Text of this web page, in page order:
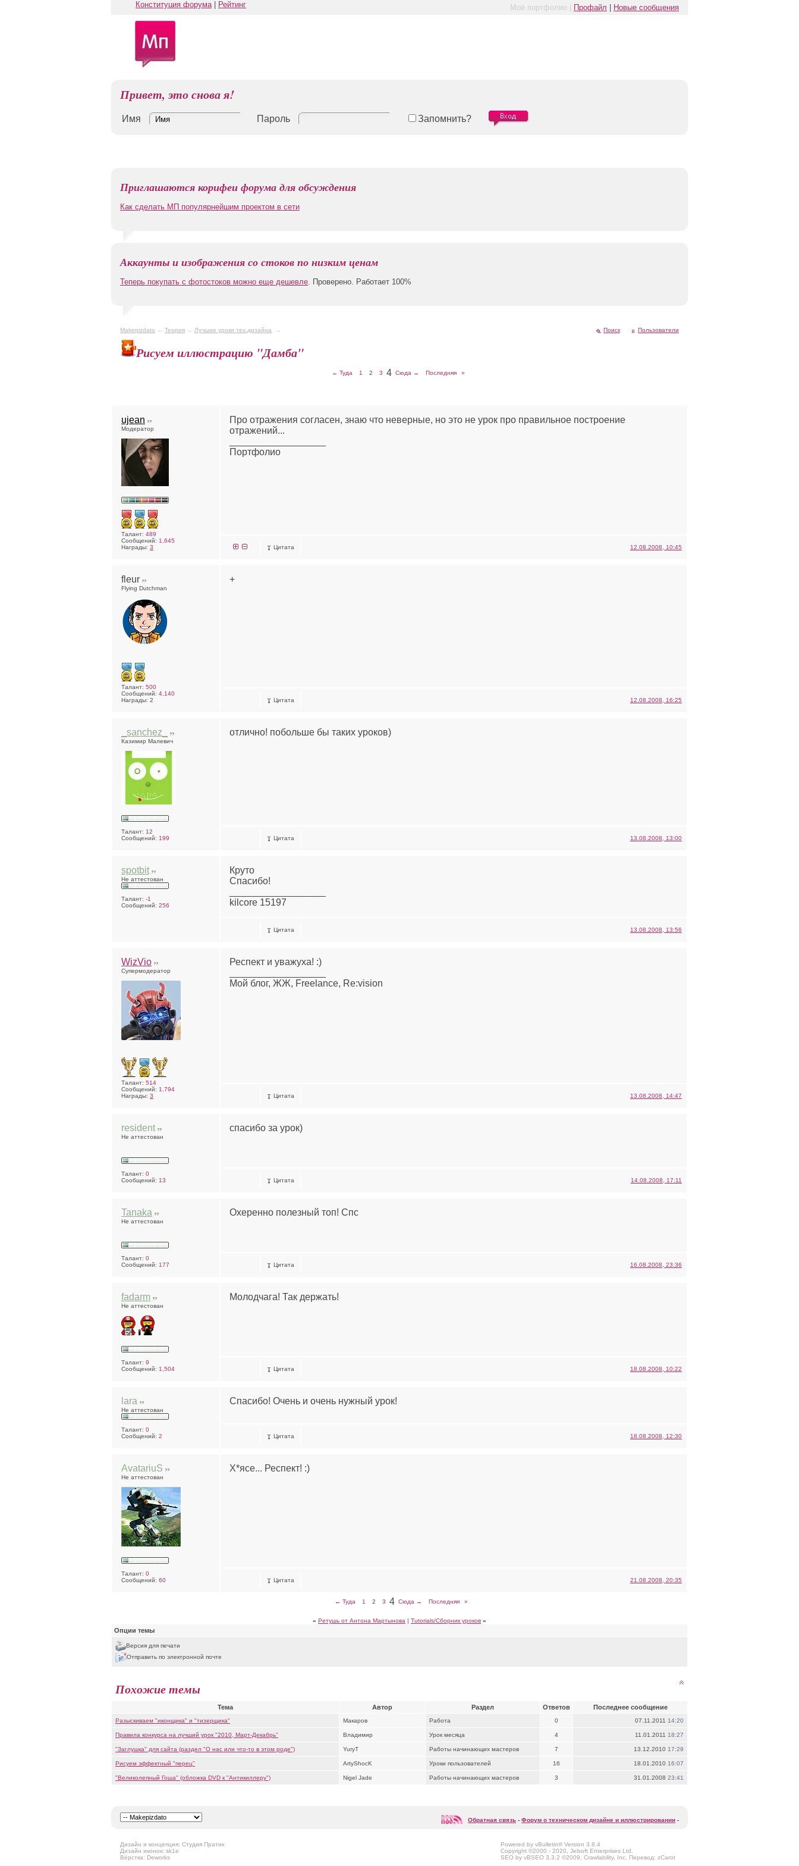
Конституция форума| Рейтинг Моё портфолио | Профайл Новые сообщения
Привет, это снова я!
Имя Пароль Запомнить?
Приглашаются корифеи форума для обсуждения
Как сделать МП популярнейшим проектом в сети
Аккаунты и изображения со стоков по низким ценам
Теперь покупать с фотостоков можно еще дешевле. Проверено. Работает 100%
Makepizdato → Теория → Лучшие уроки тех.дизайна →
Рисуем иллюстрацию "Дамба"
Поиск Пользователи
← Туда 1 2 3 4 Сюда → Последняя »
ujean
Модератор
Талант: 489
Сообщений: 1,645
Награды: 3
Про отражения согласен, знаю что неверные, но это не урок про правильное построение
отражений...
Портфолио
Цитата 12.08.2008, 10:45
fleur
Flying Dutchman
Талант: 500
Сообщений: 4,140
Награды: 2
+
Цитата 12.08.2008, 16:25
_sanchez_
Казимир Малевич
Талант: 12
Сообщений: 199
отлично! побольше бы таких уроков)
Цитата 13.08.2008, 13:00
spotbit
Не аттестован
Талант: -1
Сообщений: 256
Круто
Спасибо!
kilcore 15197
Цитата 13.08.2008, 13:56
WizVio
Супермодератор
Талант: 514
Сообщений: 1,794
Награды: 3
Респект и уважуха! :)
Мой блог, ЖЖ, Freelance, Re:vision
Цитата 13.08.2008, 14:47
resident
Не аттестован
Талант: 0
Сообщений: 13
спасибо за урок)
Цитата 14.08.2008, 17:11
Tanaka
Не аттестован
Талант: 0
Сообщений: 177
Охеренно полезный топ! Спс
Цитата 16.08.2008, 23:36
fadarm
Не аттестован
Талант: 9
Сообщений: 1,504
Молодчага! Так держать!
Цитата 18.08.2008, 10:22
lara
Не аттестован
Талант: 0
Сообщений: 2
Спасибо! Очень и очень нужный урок!
Цитата 18.08.2008, 12:30
AvatariuS
Не аттестован
Талант: 0
Сообщений: 60
Х*ясе... Респект! :)
Цитата 21.08.2008, 20:35
← Туда 1 2 3 4 Сюда → Последняя »
« Ретушь от Антона Мартынова | Tutorials/Сборник уроков »
Опции темы
Версия для печати
Отправить по электронной почте
Похожие темы
Тема Автор Раздел Ответов Последнее сообщение
Разыскиваем "иконщика" и "тизерщика" Макаров Работа 0 07.11.2011 14:20
Правила конкурса на лучший урок "2010, Март-Декабрь" Владимир Урок месяца 4 11.01.2011 18:27
"Заглушка" для сайта (раздел "О нас или что-то в этом роде") YuryT Работы начинающих мастеров 7 13.12.2010 17:29
Рисуем эффектный "перец" ArtyShocK Уроки пользователей 16 18.01.2010 16:07
"Великолепный Гоша" (обложка DVD к "Антикиллеру") Nigel Jade Работы начинающих мастеров 3 31.01.2008 23:41
Обратная связь - Форум о техническом дизайне и иллюстрировании -
Дизайн и концепция: Студия Пратик
Дизайн иконок: sk1e
Вёрстка: Deworks
Powered by vBulletin® Version 3.8.4
Copyright ©2000 - 2020, Jelsoft Enterprises Ltd.
SEO by vBSEO 3.3.2 ©2009, Crawlability, Inc. Перевод: zCarot